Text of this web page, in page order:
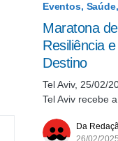
Eventos Saúde
Maratona
Resiliência
Destino
Tel Aviv, 25/02/
Tel Aviv recebe
Da
26/02/2025